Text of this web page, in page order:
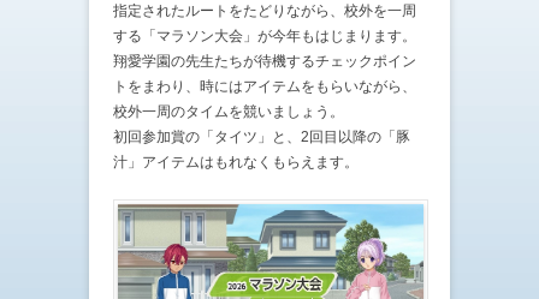
指定されたルートをたどりながら、校外を一周
する「マラソン大会」が今年もはじまります。
翔愛学園の先生たちが待機するチェックポイン
トをまわり、時にはアイテムをもらいながら、
校外一周のタイムを競いましょう。
初回参加賞の「タイツ」と、2回目以降の「豚
汁」アイテムはもれなくもらえます。